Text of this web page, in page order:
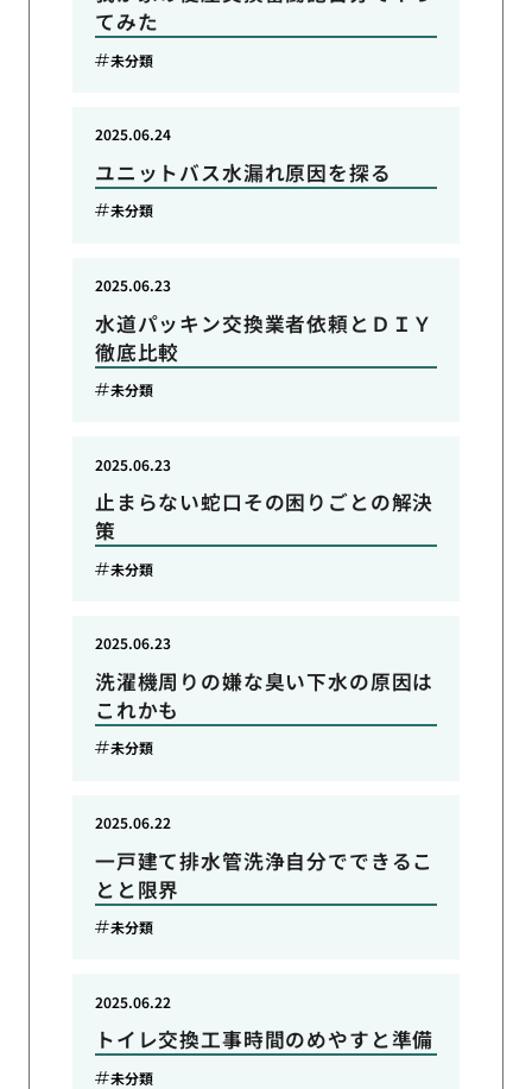
てみた
未分類
ユニットバス水漏れ原因を探る
2025.06.24
未分類
水道パッキン交換業者依頼とＤＩＹ
徹底比較
2025.06.23
未分類
止まらない蛇口その困りごとの解決
策
2025.06.23
未分類
洗濯機周りの嫌な臭い下水の原因は
これかも
2025.06.23
未分類
一戸建て排水管洗浄自分でできるこ
とと限界
2025.06.22
未分類
トイレ交換工事時間のめやすと準備
2025.06.22
未分類